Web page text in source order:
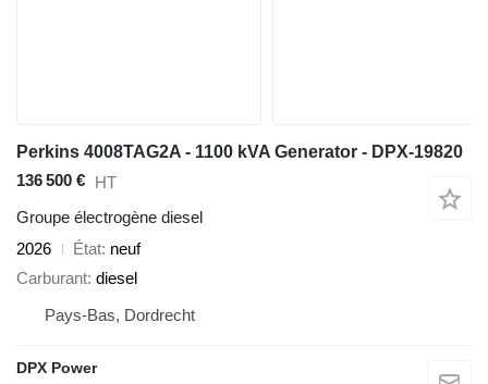
Perkins 4008TAG2A - 1100 kVA Generator - DPX-19820
136 500 € HT
Groupe électrogène diesel
2026
État neuf
Carburant diesel
Pays-Bas, Dordrecht
DPX Power